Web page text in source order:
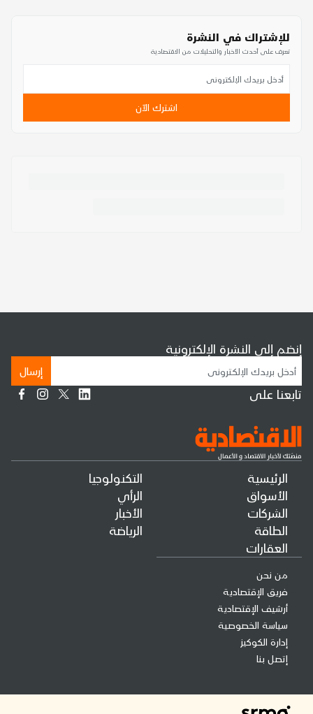
للإشتراك في النشرة
تعرف على أحدث الأخبار والتحليلات من الاقتصادية
اشترك الآن
الرئيسية
الأسواق
الشركات
الطاقة
العقارات
التكنولوجيا
الرأي
الأخبار
الرياضة
من نحن
فريق الإقتصادية
أرشيف الإقتصادية
سياسة الخصوصية
إدارة الكوكيز
إتصل بنا
إنضم إلى النشرة الإلكترونية
إرسال
تابعنا على